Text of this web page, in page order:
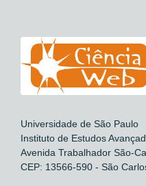
Universidade de São Paulo
Instituto de Estudos
Avenida Trabalhador São-
CEP: 13566-590 - São